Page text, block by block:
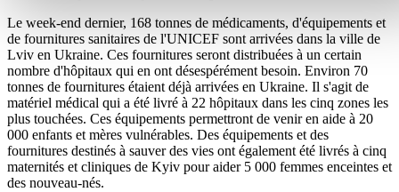
Le week-end dernier, 168 tonnes de médicaments, d'équipements et
de fournitures sanitaires de l'UNICEF sont arrivées dans la ville de
Lviv en Ukraine. Ces fournitures seront distribuées à un certain
nombre d'hôpitaux qui en ont désespérément besoin. Environ 70
tonnes de fournitures étaient déjà arrivées en Ukraine. Il s'agit de
matériel médical qui a été livré à 22 hôpitaux dans les cinq zones les
plus touchées. Ces équipements permettront de venir en aide à 20
000 enfants et mères vulnérables. Des équipements et des
fournitures destinés à sauver des vies ont également été livrés à cinq
maternités et cliniques de Kyiv pour aider 5 000 femmes enceintes et
des nouveau-nés.